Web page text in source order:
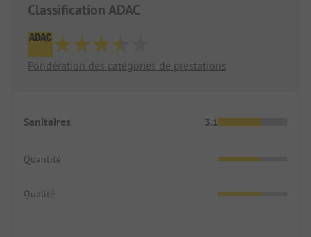
Classification ADAC
Pondération des catégories de prestations
Sanitaires 3.1
Quantité
Qualité